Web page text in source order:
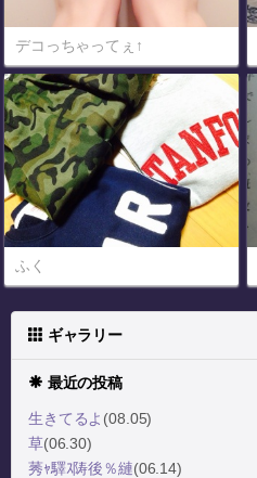
デコっちゃってぇ↑
ふく
ギャラリー
最近の投稿
生きてるよ (08.05)
草(06.30)
莠ｬ驛ｽ陦後％縺(06.14)